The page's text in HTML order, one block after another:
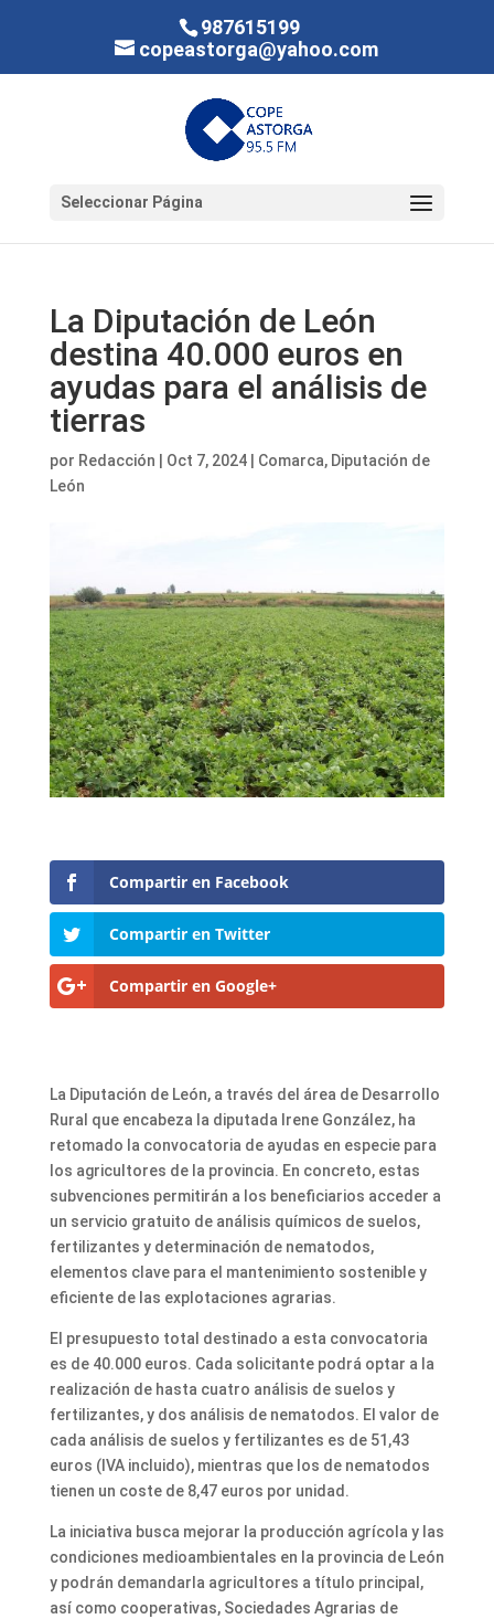
987615199
copeastorga@yahoo.com
Seleccionar Página
La Diputación de León
destina 40.000 euros en
ayudas para el análisis de
tierras
por Redacción Oct 7, 2024| Comarca, Diputación de
León
Compartir en Facebook
Compartir en Twitter
Compartir en Google+
La Diputación de León, a través del área de Desarrollo
Rural que encabeza la diputada Irene González, ha
retomado la convocatoria de ayudas en especie para
los agricultores de la provincia. En concreto, estas
subvenciones permitirán a los beneficiarios acceder a
un servicio gratuito de análisis químicos de suelos,
fertilizantes y determinación de nematodos,
elementos clave para el mantenimiento sostenible y
eficiente de las explotaciones agrarias.
El presupuesto total destinado a esta convocatoria
es de 40.000 euros. Cada solicitante podrá optar a la
realización de hasta cuatro análisis de suelos y
fertilizantes, y dos análisis de nematodos. El valor de
cada análisis de suelos y fertilizantes es de 51,43
euros (IVA incluido), mientras que los de nematodos
tienen un coste de 8,47 euros por unidad.
La iniciativa busca mejorar la producción agrícola y las
condiciones medioambientales en la provincia de León
y podrán demandarla agricultores a título principal,
así como cooperativas, Sociedades Agrarias de